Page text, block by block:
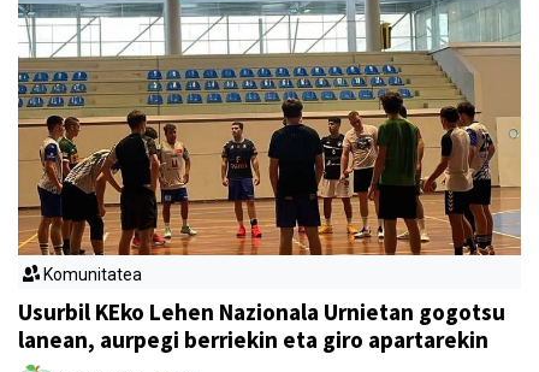
Komunitatea
Usurbil KEko Lehen Nazionala Urnietan gogotsu
lanean, aurpegi berriekin eta giro apartarekin